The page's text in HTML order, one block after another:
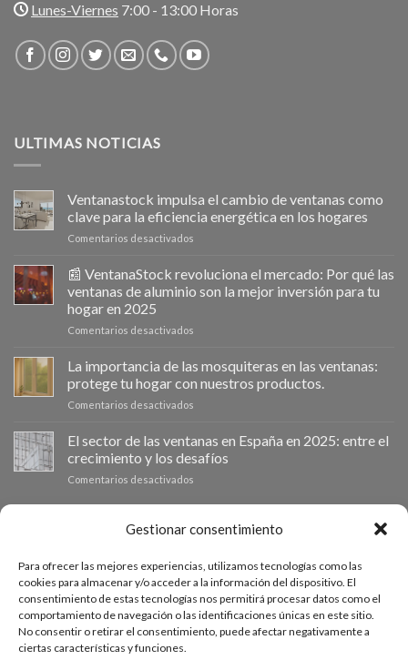
Gestionar consentimiento
Para ofrecer las mejores experiencias, utilizamos tecnologías como las
cookies para almacenar y/o acceder a la información del dispositivo. El
consentimiento de estas tecnologías nos permitirá procesar datos como el
comportamiento de navegación o las identificaciones únicas en este sitio.
No consentir o retirar el consentimiento, puede afectar negativamente a
ciertas características y funciones.
Lunes-Viernes 7:00 - 13:00 Horas
ULTIMAS NOTICIAS
Ventanastock impulsa el cambio de ventanas como
clave para la eficiencia energética en los hogares
Comentarios desactivados
impulsa
el
cambio
la
en
los
📰 VentanaStock revoluciona el mercado: Por qué las
ventanas de aluminio son la mejor inversión para tu
hogar en 2025
Comentarios desactivados
VentanaStock
revoluciona
el
qué
las
la
inversión
para
hogar
en
2025
La importancia de las mosquiteras en las ventanas:
protege tu hogar con nuestros productos.
Comentarios desactivados
importancia
de
las
ventanas:
hogar
con
nuestros
productos.
El sector de las ventanas en España en 2025: entre el
crecimiento y los desafíos
Comentarios desactivados
de
en
España
en
2025:
entre
PRESUPUESTO A MEDIDA
Si necesitas ventanas de otras medidas puedes solicitar un
presupuesto a medida desde nuestro formulario de solicitud
de presupuesto.